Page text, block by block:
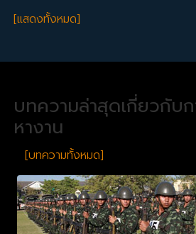
[แสดงทั้งหมด]
บทความล่าสุดเกี่ยวกับ
หางาน
[บทความทั้งหมด]